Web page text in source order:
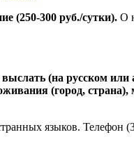
(250-300 руб./сутки). О
(на русском или
(город, страна),
языков. Телефон